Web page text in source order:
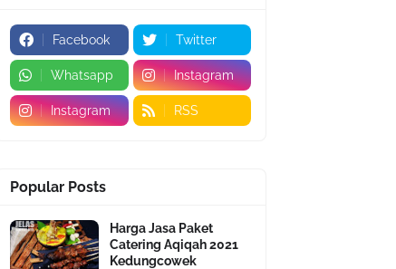
Facebook Twitter
Whatsapp Instagram
Instagram RSS
Popular Posts
Harga Jasa Paket
Catering Aqiqah 2021
Kedungcowek